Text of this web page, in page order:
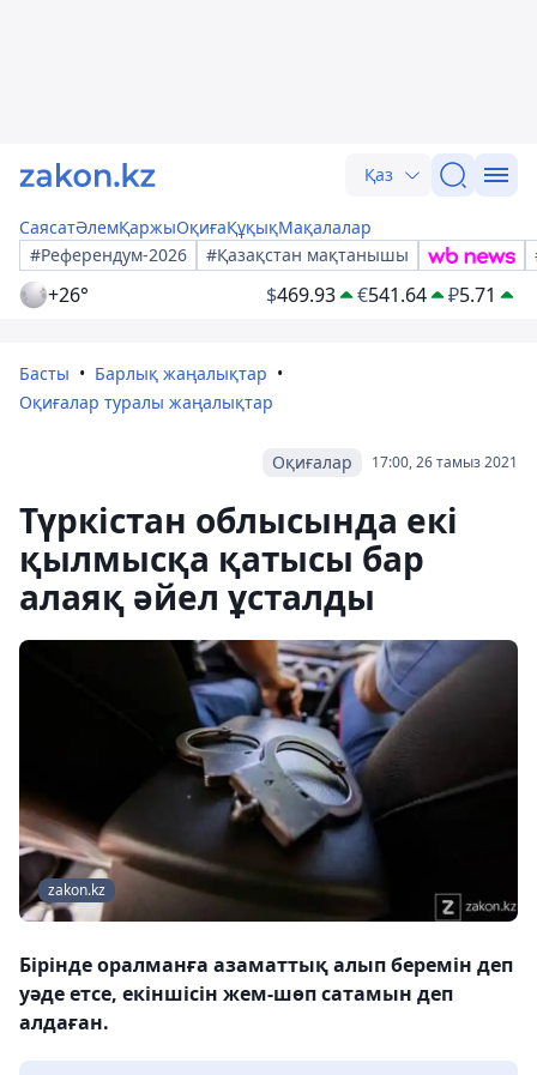
Қаз
СаясатӘлемҚаржыОқиғаҚұқықМақалалар
#Референдум-2026
#Қазақстан мақтанышы
+26° $469.93 €541.64 ₽5.71
Басты
Барлық жаңалықтар
Оқиғалар туралы жаңалықтар
17:00, 26 тамыз 2021
Оқиғалар
Түркістан облысында екі
қылмысқа қатысы бар
алаяқ әйел ұсталды
zakon.kz
Бірінде оралманға азаматтық алып беремін деп
уәде етсе, екіншісін жем-шөп сатамын деп
алдаған.